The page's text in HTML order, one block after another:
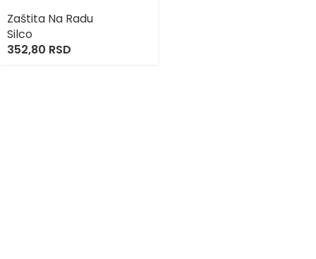
Zaštita Na Radu
Silco
352,80 RSD